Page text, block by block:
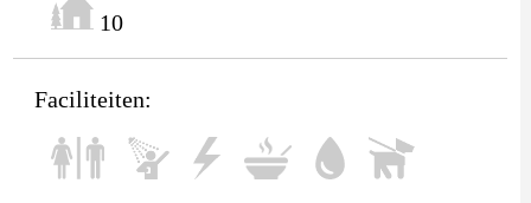
10
Faciliteiten: